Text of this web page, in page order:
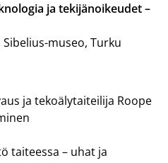
ja tekijänoikeudet –
museo, Turku
ja tekoälytaiteilija Roope
taiteessa – uhat ja